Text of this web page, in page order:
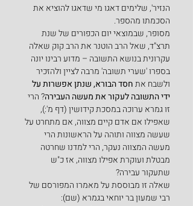
הנזיר', שלימים דאגו מי שדאגו להוציא את
הסכמתו מהספר.
מסופר, שבמוצאי יום הכפורים של שנת
תרצ"ד, שאל הרב הוטנר את הרב קוק שאלה
עקרונית בנושא התשובה – מדוע רבינו יונה
בספרו 'שערי תשובה' מרבה לציין ולהזכיר
ולשבח את חסד הבורא,שנתן אפשרות על
ידי התשובה לעקור את מעשה העבירה? הרי
זו גמרא ערוכה במסכת קידושין (דף מ':),
שאפילו אם אדם קיים מצווה, אם מתחרט על
שעשה מצווה ותוהה על הראשונות הרי
מעשה המצווה נעקר, הרי למדנו שחרטה
מבטלת ועוקרת אפילו מצווה, אז כ"ש
שתעקור עבירה?
שאלה זו מבוססת על מאמרו המפורסם של
רבי שמעון בר יוחאי בגמרא (שם):